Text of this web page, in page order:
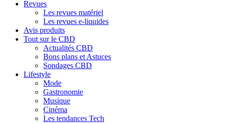
Revues
Les revues matériel
Les revues e-liquides
Avis produits
Tout sur le CBD
Actualités CBD
Bons plans et Astuces
Sondages CBD
Lifestyle
Mode
Gastronomie
Musique
Cinéma
Les tendances Tech